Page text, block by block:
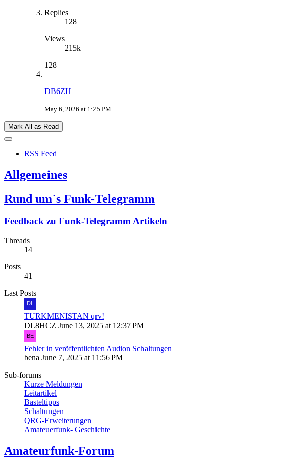
Replies
128
Views
215k
128
DB6ZH
May 6, 2026 at 1:25 PM
Mark All as Read
RSS Feed
Allgemeines
Rund um`s Funk-Telegramm
Feedback zu Funk-Telegramm Artikeln
Threads
14
Posts
41
Last Posts
TURKMENISTAN qrv!
DL8HCZ June 13, 2025 at 12:37 PM
Fehler in veröffentlichten Audion Schaltungen
bena June 7, 2025 at 11:56 PM
Sub-forums
Kurze Meldungen
Leitartikel
Basteltipps
Schaltungen
QRG-Erweiterungen
Amateuerfunk- Geschichte
Amateurfunk-Forum